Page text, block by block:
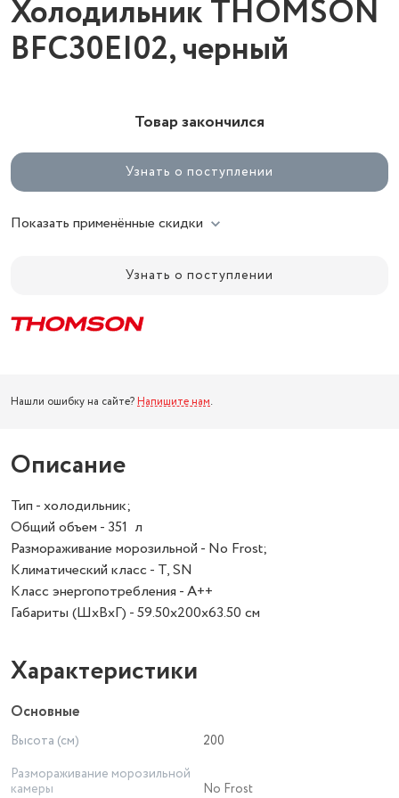
Холодильник THOMSON
BFC30EI02, черный
Товар закончился
Узнать о поступлении
Показать применённые скидки
Узнать о поступлении
Нашли ошибку на сайте? Напишите нам.
Описание
Тип - холодильник;
Общий объем - 351 л
Размораживание морозильной - No Frost;
Климатический класс - T, SN
Класс энергопотребления - A++
Габариты (ШхВхГ) - 59.50х200х63.50 см
Характеристики
Основные
Высота (см)
200
Размораживание морозильной
камеры
No Frost